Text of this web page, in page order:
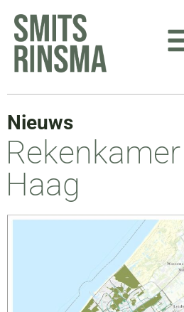
naar
inhoud
Nieuws
Haag